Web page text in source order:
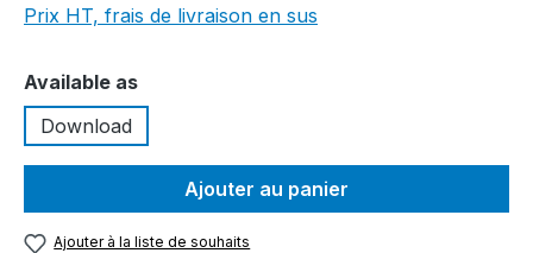
Prix HT, frais de livraison en sus
Sélectionnez
Available as
Download
Ajouter au panier
Ajouter à la liste de souhaits